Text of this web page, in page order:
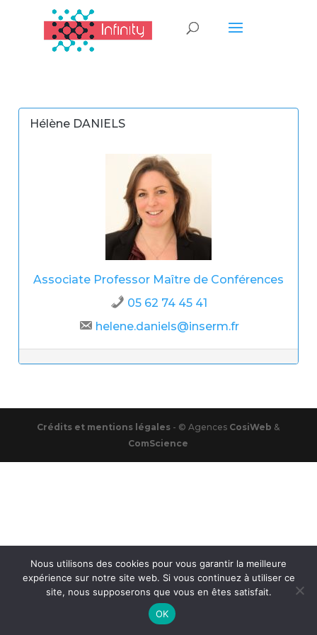
Hélène DANIELS
Associate Professor Maître de Conférences
05 62 74 45 41
helene.daniels@inserm.fr
Post navigation
Crédits et mentions légales - © Agences CosiWeb &
ComScience
Nous utilisons des cookies pour vous garantir la meilleure
expérience sur notre site web. Si vous continuez à utiliser ce
site, nous supposerons que vous en êtes satisfait.
OK